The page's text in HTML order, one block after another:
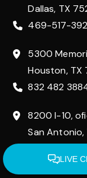
Dallas, TX
469-517-
5300
Houston,
832 482
8200 I-10,
San